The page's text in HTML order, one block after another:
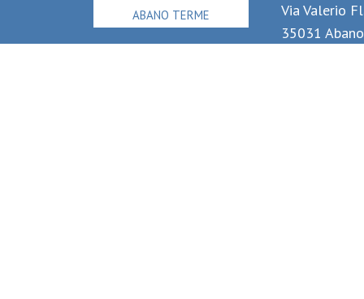
ABANO TERME
Via Valerio
35031